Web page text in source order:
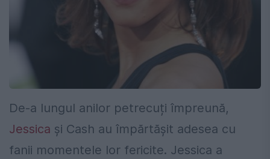
De-a lungul anilor petrecuți împreună,
Jessica și Cash au împărtășit adesea cu
fanii momentele lor fericite. Jessica a